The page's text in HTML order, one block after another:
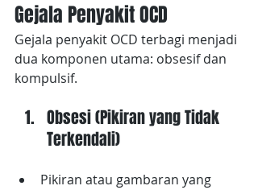
Gejala Penyakit OCD
Gejala penyakit OCD terbagi menjadi
dua komponen utama: obsesif dan
kompulsif.
Obsesi (Pikiran yang Tidak
Terkendali)
Pikiran atau gambaran yang